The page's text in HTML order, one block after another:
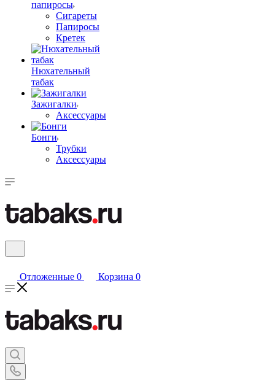
папиросы
Сигареты
Папиросы
Кретек
Нюхательный
табак
Зажигалки
Аксессуары
Бонги
Трубки
Аксессуары
Отложенные 0 Корзина 0